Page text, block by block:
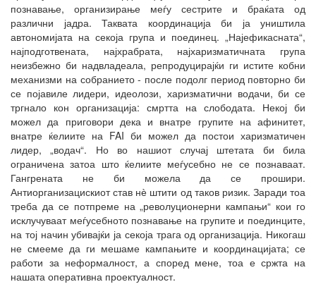
познавање, организирање меѓу сестрите и браќата од
различни јадра. Таквата координација би ја уништила
автономијата на секоја група и поединец. „Најефикасната“,
најподготвената, најхрабрата, најхаризматичната група
неизбежно би надвладеала, репродуцирајќи ги истите кобни
механизми на собранието - после подолг период повторно би
се појавиле лидери, идеолози, харизматични водачи, би се
тргнало кон организација: смртта на слободата. Некој би
можел да приговори дека и внатре групите на афинитет,
внатре ќелиите на FAI би можел да постои харизматичен
лидер, „водач“. Но во нашиот случај штетата би била
ограничена затоа што ќелиите меѓусебно не се познаваат.
Гангрената не би можела да се прошири.
Антиорганизацискиот став нѐ штити од таков ризик. Заради тоа
треба да се потпреме на „револуционерни кампањи“ кои го
исклучуваат меѓусебното познавање на групите и поединците,
на тој начин убивајќи ја секоја трага од организација. Никогаш
не смееме да ги мешаме кампањите и координацијата; се
работи за неформалност, а според мене, тоа е сржта на
нашата оперативна проектуалност.